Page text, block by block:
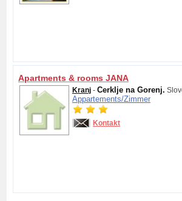
Apartments & rooms JANA
Kranj - Cerklje na Gorenj.
Appartements/Zimmer
Kontakt